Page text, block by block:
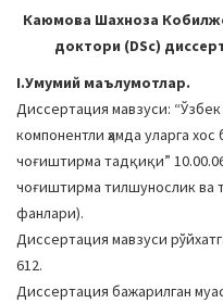
a
g
a
t
i
o
n
Каюмова Шахноза
доктори (DSc)
I.Умумий маълумотлар.
Диссертация мавзуси:
компонентли ҳамда уларга
чоғиштирма тадқиқи”
чоғиштирма тилшунослик ва
фанлари).
Диссертация мавзуси
612.
Диссертация бажарилган